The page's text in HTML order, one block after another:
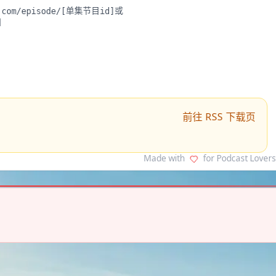
episode/[单集节目id]或
前往 RSS 下载页
Made with for Podcast Lovers